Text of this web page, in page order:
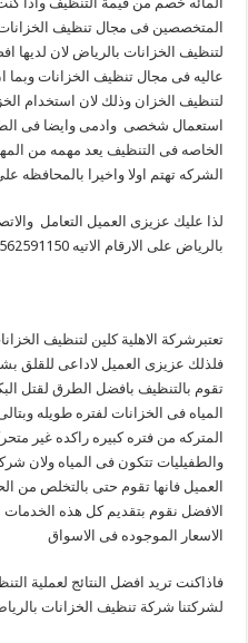
المتخصصين فى مجال تنظيف الخزانات
لتنظيف الخزانات بالرياض لان لديها
عاليه فى مجال تنظيف الخزانات
لتنظيف الخزان وذلك لان استخدام
استعمال شخصى وادمى وايضا فى
الخاصه فى التنظيف يعد مهمه من
الشركه تهتم اولا واخيرا بالمحافظه
لذا عليك عزيزى العميل التعامل
بالرياض على الارقام الاتيه 0562591150- 0558823980
تعتبرشركة الاهلية كلين لتنظيف
فلذلك عزيزى العميل لاداعى للقلق
تقوم بالتنظيف بافضل الطرق لقتل
المياه فى الخزانات لفتره طويله
المتركه من فتره كبيره راكده غير
والطفيليات تتكون فى المياه ولان
العميل فانها تقوم حتى بالتخلص من
الافضل نقوم بتقديم كل هذه
الاسعار الموجوده فى الاسواق
فاذاكنت تريد افضل النتائج لعملية
لشركتنا شركة تنظيف الخزانات